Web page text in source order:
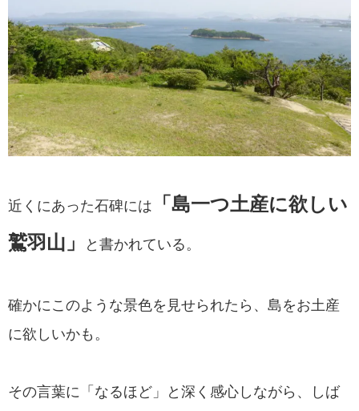
近くにあった石碑には
「島一つ土産に欲しい
鷲羽山」
と書かれている。
確かにこのような景色を見せられたら、島をお土産
に欲しいかも。
その言葉に「なるほど」と深く感心しながら、しば